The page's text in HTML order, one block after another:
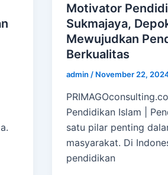
Motivator
Sukmajaya,
Mewujudkan
Berkualitas
admin / November 22,
Pendidikan Islam |
satu pilar penting
masyarakat. Di
pendidikan